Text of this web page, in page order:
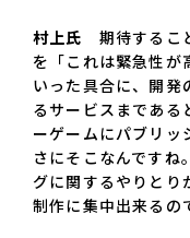
村上氏 期待するこ
を「これは緊急性が
いった具合に、開発
るサービスまである
ーゲームにパブリッ
さにそこなんですね
グに関するやりとり
制作に集中出来るの